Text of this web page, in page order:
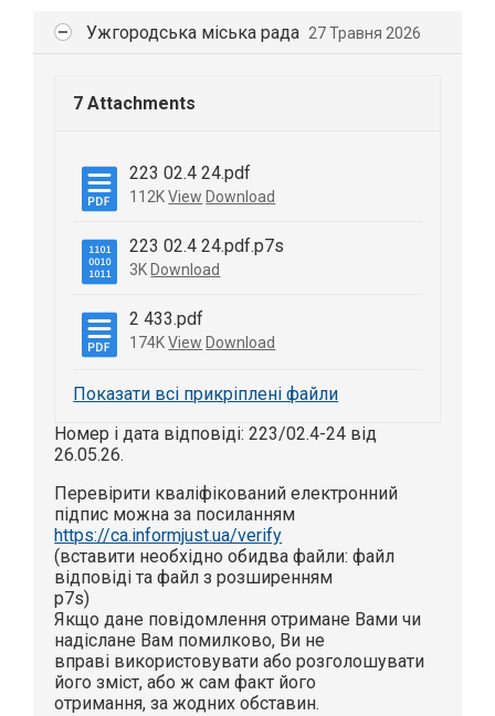
Ужгородська міська рада 27 Травня 2026
7 Attachments
223 02.4 24.pdf
112KView Download
223 02.4 24.pdf.p7s
3K Download
2 433.pdf
174KView Download
Показати всі прикріплені файли
Номер і дата відповіді: 223/02.4-24 від
26.05.26.
Перевірити кваліфікований електронний
підпис можна за посиланням
https://ca.informjust.ua/verify
(вставити необхідно обидва файли: файл
відповіді та файл з розширенням
p7s)
Якщо дане повідомлення отримане Вами чи
надіслане Вам помилково, Ви не
вправі використовувати або розголошувати
його зміст, або ж сам факт його
отримання, за жодних обставин.